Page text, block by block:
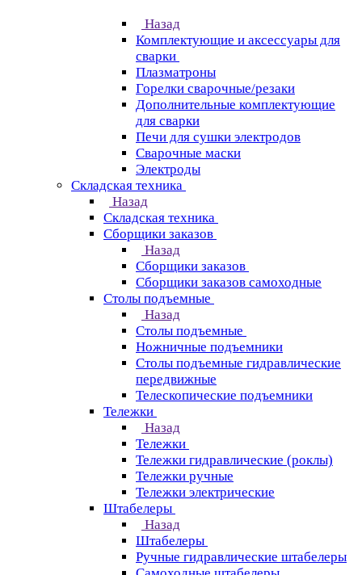
Назад
Комплектующие и аксессуары для
сварки
Плазматроны
Горелки сварочные/резаки
Дополнительные комплектующие
для сварки
Печи для сушки электродов
Сварочные маски
Электроды
Складская техника
Назад
Складская техника
Сборщики заказов
Назад
Сборщики заказов
Сборщики заказов самоходные
Столы подъемные
Назад
Столы подъемные
Ножничные подъемники
Столы подъемные гидравлические
передвижные
Телескопические подъемники
Тележки
Назад
Тележки
Тележки гидравлические (роклы)
Тележки ручные
Тележки электрические
Штабелеры
Назад
Штабелеры
Ручные гидравлические штабелеры